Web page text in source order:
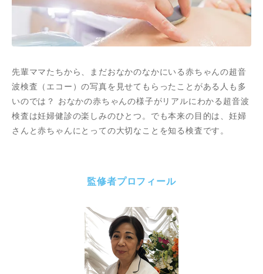
先輩ママたちから、まだおなかのなかにいる赤ちゃんの超音
波検査（エコー）の写真を見せてもらったことがある人も多
いのでは？ おなかの赤ちゃんの様子がリアルにわかる超音波
検査は妊婦健診の楽しみのひとつ。でも本来の目的は、妊婦
さんと赤ちゃんにとっての大切なことを知る検査です。
監修者プロフィール